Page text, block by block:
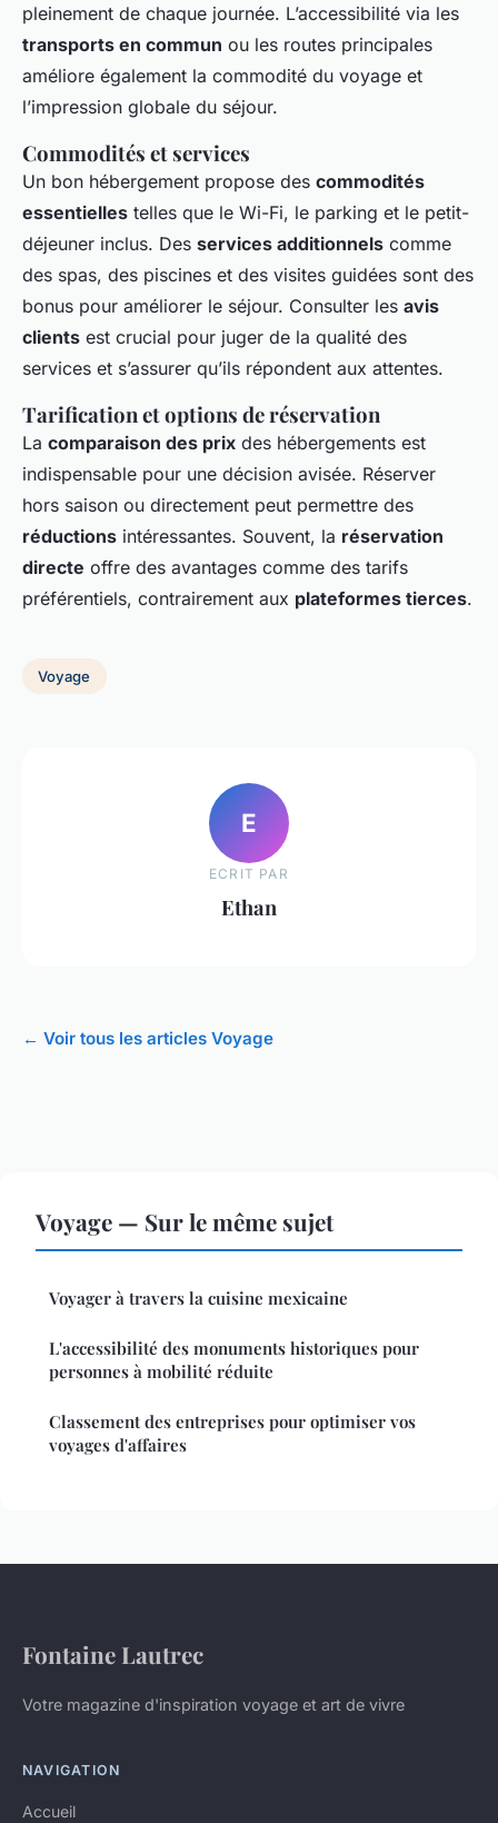
pleinement de chaque journée. L’accessibilité via les
transports en commun ou les routes principales
améliore également la commodité du voyage et
l’impression globale du séjour.
Commodités et services
Un bon hébergement propose des commodités
essentielles telles que le Wi-Fi, le parking et le petit-
déjeuner inclus. Des services additionnels comme
des spas, des piscines et des visites guidées sont des
bonus pour améliorer le séjour. Consulter les avis
clients est crucial pour juger de la qualité des
services et s’assurer qu’ils répondent aux attentes.
Tarification et options de réservation
La comparaison des prix des hébergements est
indispensable pour une décision avisée. Réserver
hors saison ou directement peut permettre des
réductions intéressantes. Souvent, la réservation
directe offre des avantages comme des tarifs
préférentiels, contrairement aux plateformes tierces.
Voyage
E
ECRIT PAR
Ethan
← Voir tous les articles Voyage
Voyage — Sur le même sujet
Voyager à travers la cuisine mexicaine
L'accessibilité des monuments historiques pour
personnes à mobilité réduite
Classement des entreprises pour optimiser vos
voyages d'affaires
Fontaine Lautrec
Votre magazine d'inspiration voyage et art de vivre
NAVIGATION
Accueil